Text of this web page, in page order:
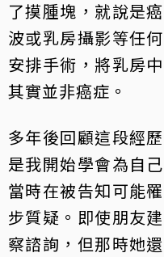
了摸腫塊，就說是
波或乳房攝影等任
安排手術，將乳房
其實並非癌症。
多年後回顧這段經
是我開始學會為自
當時在被告知可能
步質疑。即使朋友
察諮詢，但那時她